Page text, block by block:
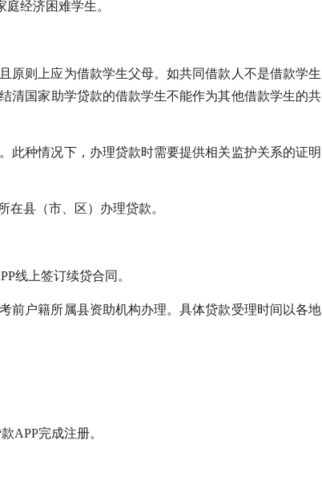
经济困难学生。
原则上应为借款学生父母。如共同借款人不是借款学生
清国家助学贷款的借款学生不能作为其他借款学生的共
此种情况下，办理贷款时需要提供相关监护关系的证明
县（市、区）办理贷款。
线上签订续贷合同。
前户籍所属县资助机构办理。具体贷款受理时间以各地
APP完成注册。